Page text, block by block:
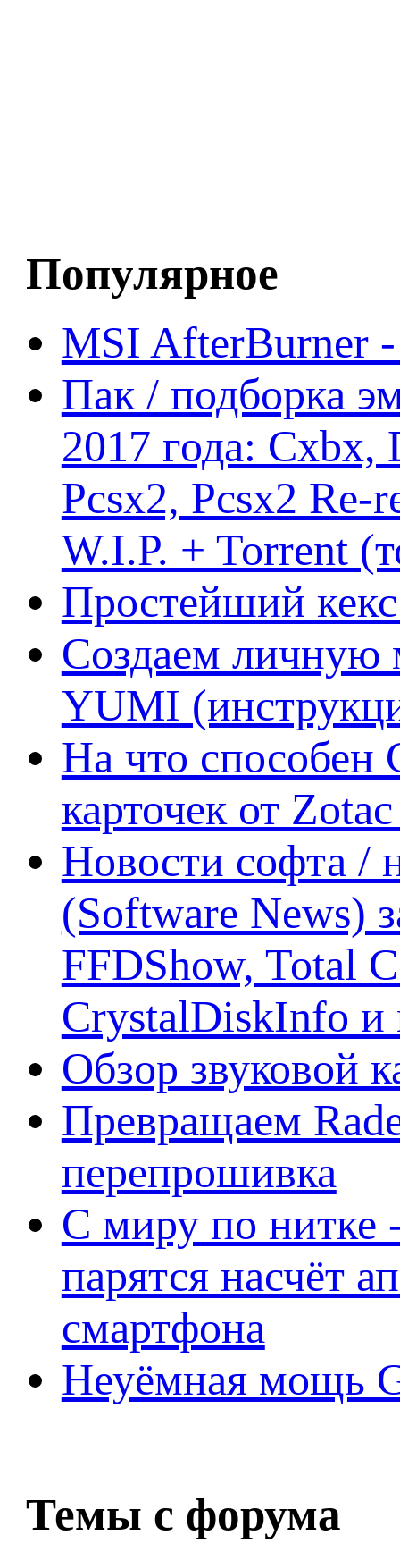
Популярное
MSI AfterBurner
Пак / подборка
2017 года:
Pcsx2, Pcsx2
W.I.P. + Torrent
Простейший кекс
Создаем личную
YUMI
На что способен
карточек от
Новости софта /
(Software News)
FFDShow, Total
CrystalDiskInfo и
Обзор звуковой
Превращаем
перепрошивка
С миру по нитке
парятся насчёт
смартфона
Неуёмная мощь
Темы с форума